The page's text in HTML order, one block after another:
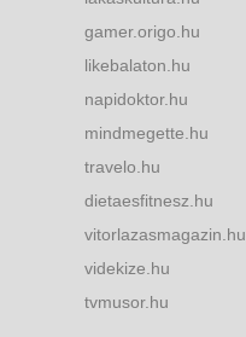
gamer.origo.hu
likebalaton.hu
napidoktor.hu
mindmegette.hu
travelo.hu
dietaesfitnesz.hu
vitorlazasmagazin.hu
videkize.hu
tvmusor.hu